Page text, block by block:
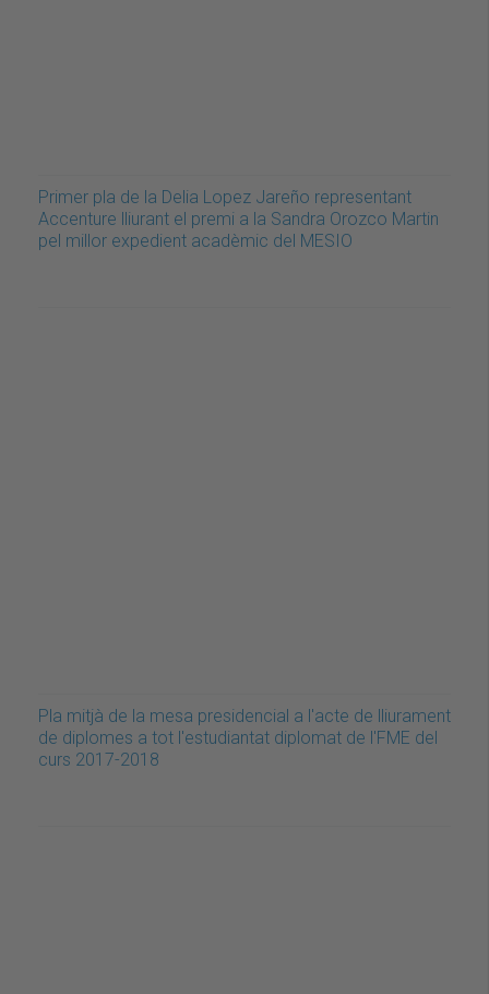
Primer pla de la Delia Lopez Jareño representant
Accenture lliurant el premi a la Sandra Orozco Martin
pel millor expedient acadèmic del MESIO
Pla mitjà de la mesa presidencial a l'acte de lliurament
de diplomes a tot l'estudiantat diplomat de l'FME del
curs 2017-2018